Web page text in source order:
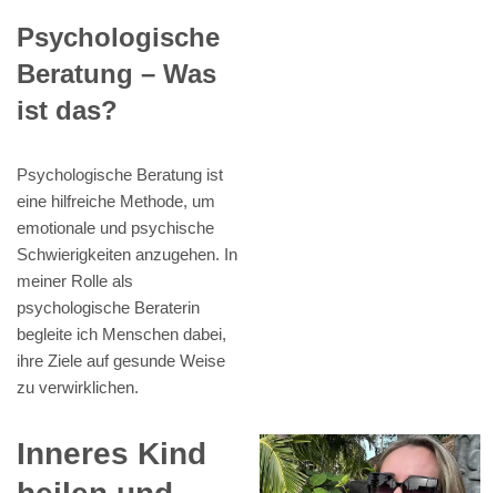
Psychologische
Beratung – Was
ist das?
Psychologische Beratung ist
eine hilfreiche Methode, um
emotionale und psychische
Schwierigkeiten anzugehen. In
meiner Rolle als
psychologische Beraterin
begleite ich Menschen dabei,
ihre Ziele auf gesunde Weise
zu verwirklichen.
Inneres Kind